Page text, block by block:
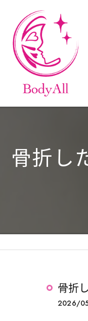
骨折し
骨折
2026/